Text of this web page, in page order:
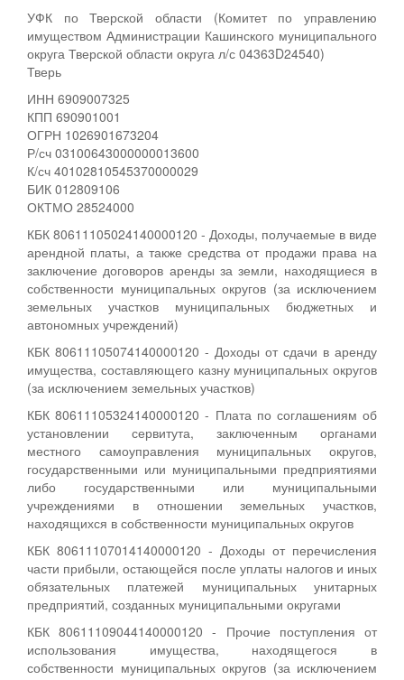
УФК по Тверской области (Комитет по управлению
имуществом Администрации Кашинского муниципального
округа Тверской области округа л/с 04363D24540)
Тверь
ИНН 6909007325
КПП 690901001
ОГРН 1026901673204
Р/сч 03100643000000013600
К/сч 40102810545370000029
БИК 012809106
ОКТМО 28524000
КБК 80611105024140000120 - Доходы, получаемые в виде
арендной платы, а также средства от продажи права на
заключение договоров аренды за земли, находящиеся в
собственности муниципальных округов (за исключением
земельных участков муниципальных бюджетных и
автономных учреждений)
КБК 80611105074140000120 - Доходы от сдачи в аренду
имущества, составляющего казну муниципальных округов
(за исключением земельных участков)
КБК 80611105324140000120 - Плата по соглашениям об
установлении сервитута, заключенным органами
местного самоуправления муниципальных округов,
государственными или муниципальными предприятиями
либо государственными или муниципальными
учреждениями в отношении земельных участков,
находящихся в собственности муниципальных округов
КБК 80611107014140000120 - Доходы от перечисления
части прибыли, остающейся после уплаты налогов и иных
обязательных платежей муниципальных унитарных
предприятий, созданных муниципальными округами
КБК 80611109044140000120 - Прочие поступления от
использования имущества, находящегося в
собственности муниципальных округов (за исключением